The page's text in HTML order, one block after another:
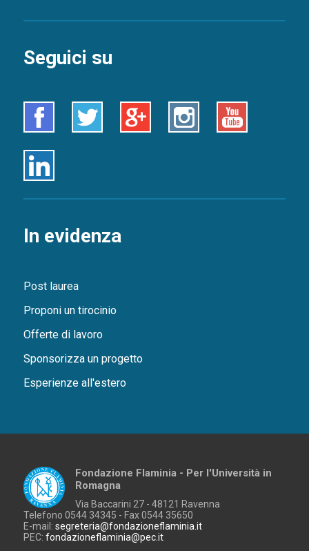
Seguici su
Facebook Twitter Google+ Instagram Youtube
Linkedin
In evidenza
Post laurea
Proponi un tirocinio
Offerte di lavoro
Sponsorizza un progetto
Esperienze all'estero
Fondazione Flaminia - Per l'Università in
Romagna
Via Baccarini 27 - 48121 Ravenna
Telefono 0544 34345 - Fax 0544 35650
E-mail:segreteria@fondazioneflaminia.it
PEC:fondazioneflaminia@pec.it